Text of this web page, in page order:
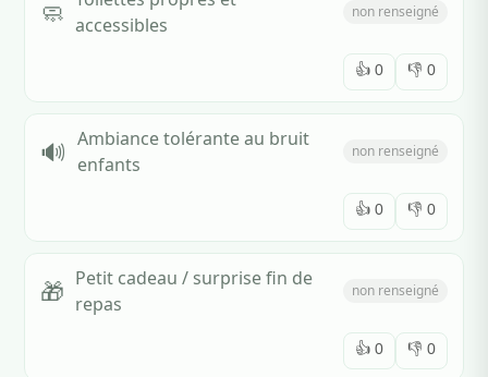
🧼 accessibles
non renseigné
👍 0 👎 0
🔊 Ambiance tolérante au bruit
enfants
non renseigné
👍 0 👎 0
🎁 Petit cadeau / surprise fin de
repas
non renseigné
👍 0 👎 0